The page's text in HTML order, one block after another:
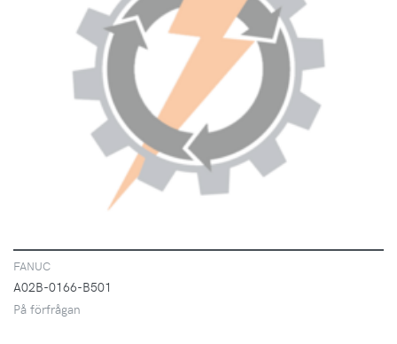
FANUC
A02B-0166-B501
På förfrågan